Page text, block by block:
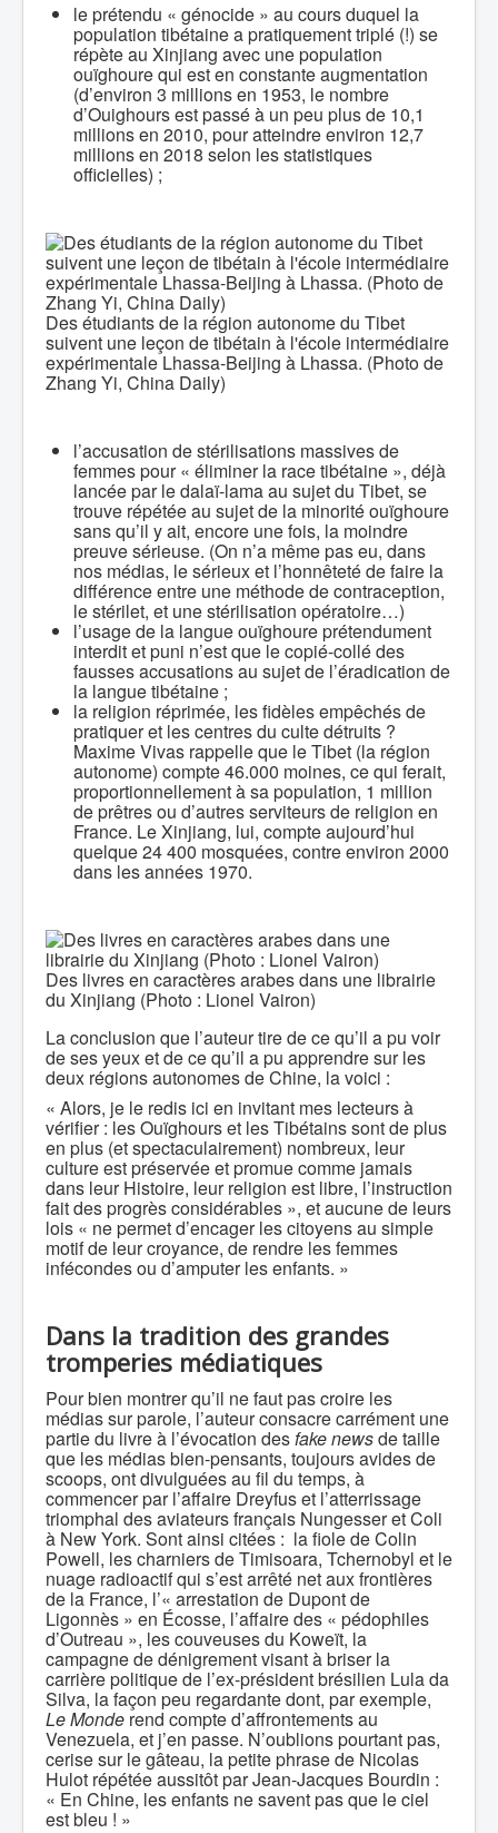
le prétendu « génocide » au cours duquel la
population tibétaine a pratiquement triplé (!) se
répète au Xinjiang avec une population
ouïghoure qui est en constante augmentation
(d’environ 3 millions en 1953, le nombre
d’Ouighours est passé à un peu plus de 10,1
millions en 2010, pour atteindre environ 12,7
millions en 2018 selon les statistiques
officielles) ;
Des étudiants de la région autonome du Tibet
suivent une leçon de tibétain à l'école intermédiaire
expérimentale Lhassa-Beijing à Lhassa. (Photo de
Zhang Yi, China Daily)
l’accusation de stérilisations massives de
femmes pour « éliminer la race tibétaine », déjà
lancée par le dalaï-lama au sujet du Tibet, se
trouve répétée au sujet de la minorité ouïghoure
sans qu’il y ait, encore une fois, la moindre
preuve sérieuse. (On n’a même pas eu, dans
nos médias, le sérieux et l’honnêteté de faire la
différence entre une méthode de contraception,
le stérilet, et une stérilisation opératoire…)
l’usage de la langue ouïghoure prétendument
interdit et puni n’est que le copié-collé des
fausses accusations au sujet de l’éradication de
la langue tibétaine ;
la religion réprimée, les fidèles empêchés de
pratiquer et les centres du culte détruits ?
Maxime Vivas rappelle que le Tibet (la région
autonome) compte 46.000 moines, ce qui ferait,
proportionnellement à sa population, 1 million
de prêtres ou d’autres serviteurs de religion en
France. Le Xinjiang, lui, compte aujourd’hui
quelque 24 400 mosquées, contre environ 2000
dans les années 1970.
Des livres en caractères arabes dans une librairie
du Xinjiang (Photo : Lionel Vairon)
La conclusion que l’auteur tire de ce qu’il a pu voir
de ses yeux et de ce qu’il a pu apprendre sur les
deux régions autonomes de Chine, la voici :
« Alors, je le redis ici en invitant mes lecteurs à
vérifier : les Ouïghours et les Tibétains sont de plus
en plus (et spectaculairement) nombreux, leur
culture est préservée et promue comme jamais
dans leur Histoire, leur religion est libre, l’instruction
fait des progrès considérables », et aucune de leurs
lois « ne permet d’encager les citoyens au simple
motif de leur croyance, de rendre les femmes
infécondes ou d’amputer les enfants. »
Dans la tradition des grandes
tromperies médiatiques
Pour bien montrer qu’il ne faut pas croire les
médias sur parole, l’auteur consacre carrément une
partie du livre à l’évocation desfake newsde taille
que les médias bien-pensants, toujours avides de
scoops, ont divulguées au fil du temps, à
commencer par l’affaire Dreyfus et l’atterrissage
triomphal des aviateurs français Nungesser et Coli
à New York. Sont ainsi citées : la fiole de Colin
Powell, les charniers de Timisoara, Tchernobyl et le
nuage radioactif qui s’est arrêté net aux frontières
de la France, l’« arrestation de Dupont de
Ligonnès » en Écosse, l’affaire des « pédophiles
d’Outreau », les couveuses du Koweït, la
campagne de dénigrement visant à briser la
carrière politique de l’ex-président brésilien Lula da
Silva, la façon peu regardante dont, par exemple,
Le Monde rend compte d’affrontements au
Venezuela, et j’en passe. N’oublions pourtant pas,
cerise sur le gâteau, la petite phrase de Nicolas
Hulot répétée aussitôt par Jean-Jacques Bourdin :
« En Chine, les enfants ne savent pas que le ciel
est bleu ! »